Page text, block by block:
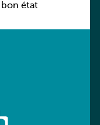
bon état